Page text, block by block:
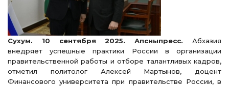
Сухум. 10 сентября 2025. Апсныпресс. Абхазия
внедряет успешные практики России в организации
правительственной работы и отборе талантливых кадров,
отметил политолог Алексей Мартынов, доцент
Финансового университета при правительстве России, в